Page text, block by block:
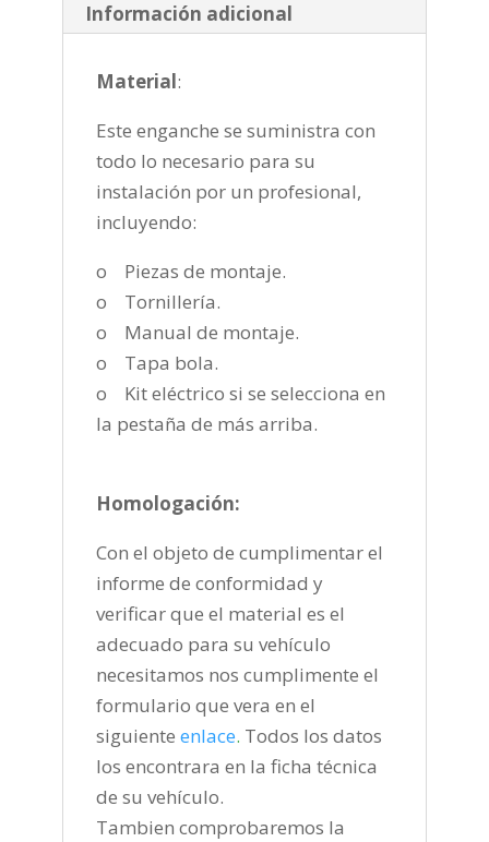
Información adicional
Material:
Este enganche se suministra con
todo lo necesario para su
instalación por un profesional,
incluyendo:
o Piezas de montaje.
o Tornillería.
o Manual de montaje.
o Tapa bola.
o Kit eléctrico si se selecciona en
la pestaña de más arriba.
Homologación:
Con el objeto de cumplimentar el
informe de conformidad y
verificar que el material es el
adecuado para su vehículo
necesitamos nos cumplimente el
formulario que vera en el
siguiente enlace. Todos los datos
los encontrara en la ficha técnica
de su vehículo.
Tambien comprobaremos la